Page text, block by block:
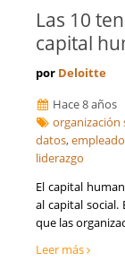
Las 10
capital
por Deloitte
Hace 8 años
organización
datos,
liderazgo
El capital
al capital social.
que las
Leer más